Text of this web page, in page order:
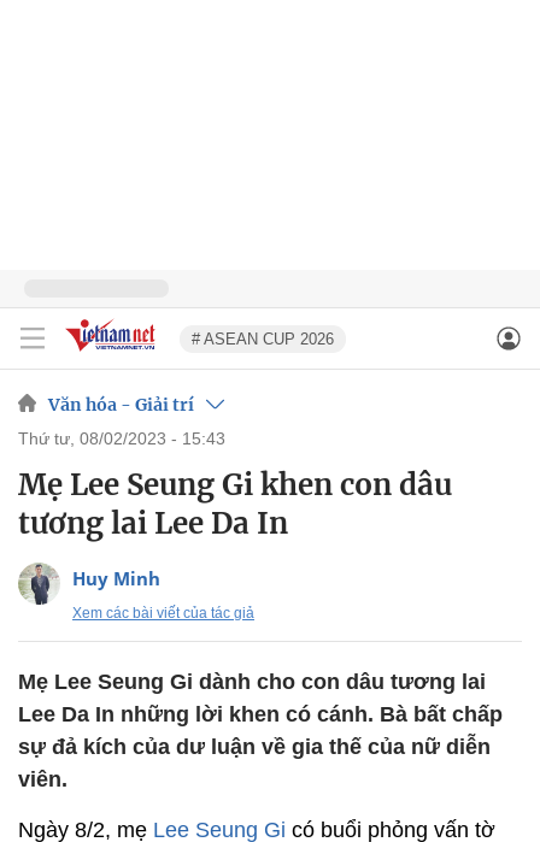
# ASEAN CUP 2026
Văn hóa - Giải trí
thứ tư, 08/02/2023 - 15:43
Mẹ Lee Seung Gi khen con dâu
tương lai Lee Da In
Huy Minh
Xem các bài viết của tác giả
Mẹ Lee Seung Gi dành cho con dâu tương lai
Lee Da In những lời khen có cánh. Bà bất chấp
sự đả kích của dư luận về gia thế của nữ diễn
viên.
Ngày 8/2, mẹ Lee Seung Gi có buổi phỏng vấn tờ